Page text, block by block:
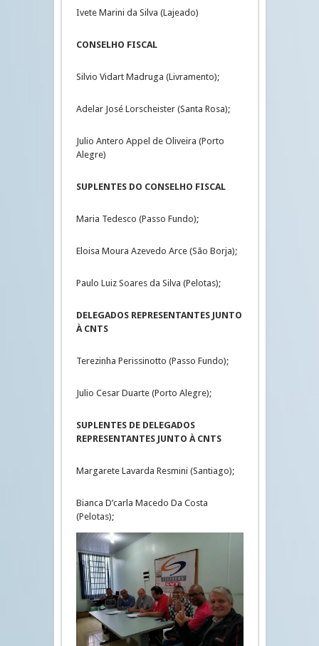
Ivete Marini da Silva (Lajeado)
CONSELHO FISCAL
Silvio Vidart Madruga (Livramento);
Adelar José Lorscheister (Santa Rosa);
Julio Antero Appel de Oliveira (Porto
Alegre)
SUPLENTES DO CONSELHO FISCAL
Maria Tedesco (Passo Fundo);
Eloisa Moura Azevedo Arce (São Borja);
Paulo Luiz Soares da Silva (Pelotas);
DELEGADOS REPRESENTANTES JUNTO
À CNTS
Terezinha Perissinotto (Passo Fundo);
Julio Cesar Duarte (Porto Alegre);
SUPLENTES DE DELEGADOS
REPRESENTANTES JUNTO À CNTS
Margarete Lavarda Resmini (Santiago);
Bianca D’carla Macedo Da Costa
(Pelotas);